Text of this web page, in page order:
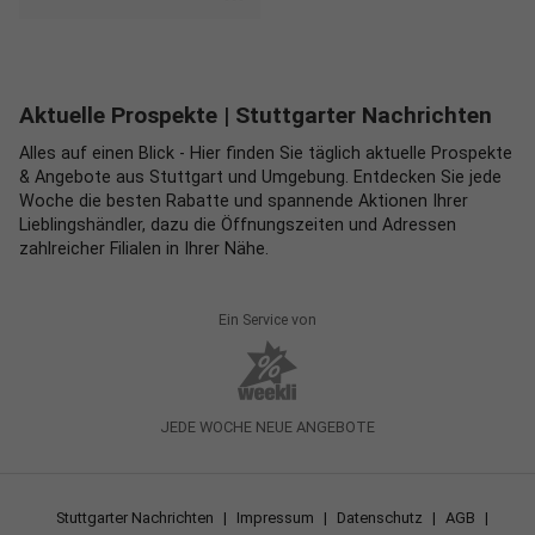
Aktuelle Prospekte | Stuttgarter Nachrichten
Alles auf einen Blick - Hier finden Sie täglich aktuelle Prospekte
& Angebote aus Stuttgart und Umgebung. Entdecken Sie jede
Woche die besten Rabatte und spannende Aktionen Ihrer
Lieblingshändler, dazu die Öffnungszeiten und Adressen
zahlreicher Filialen in Ihrer Nähe.
Ein Service von
JEDE WOCHE NEUE ANGEBOTE
Stuttgarter Nachrichten | Impressum | Datenschutz | AGB |